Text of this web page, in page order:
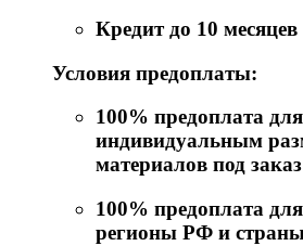
Кредит до 10 месяцев
Условия предоплаты:
100% предоплата
индивидуальным
материалов под заказ
100% предоплата
регионы РФ и